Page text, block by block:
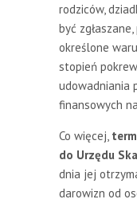
rodziców,
być
określone
stopień
udowadniania
finansowych
Co więcej,
do Urzędu
dnia jej
darowizn od